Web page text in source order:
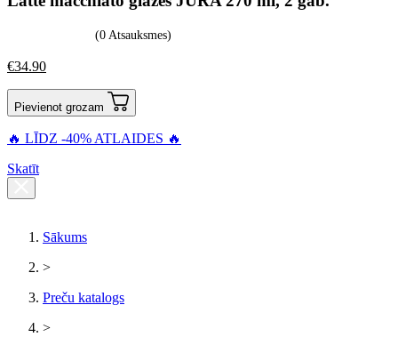
(0 Atsauksmes)
€34.90
Pievienot grozam
🔥 LĪDZ -40% ATLAIDES 🔥
Skatīt
Sākums
>
Preču katalogs
>